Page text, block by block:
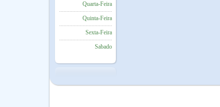
Quarta-Feira
Quinta-Feira
Sexta-Feira
Sabado